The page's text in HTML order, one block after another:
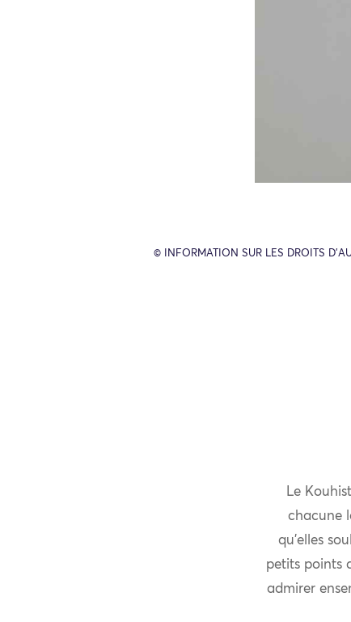
© INFORMATION SUR LES DROITS
Le
chacune
qu’elles
petits points
admirer